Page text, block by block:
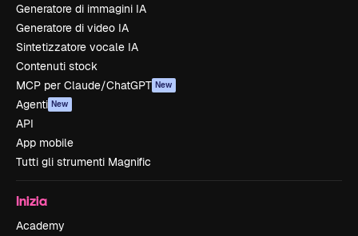
Generatore di immagini IA
Generatore di video IA
Sintetizzatore vocale IA
Contenuti stock
MCP per Claude/ChatGPT New
Agenti New
API
App mobile
Tutti gli strumenti Magnific
Inizia
Academy